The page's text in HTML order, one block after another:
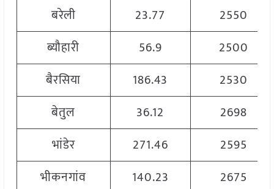
बरेली
23.77
2550
ब्यौहारी
56.9
2500
बैरसिया
186.43
2530
बेतुल
36.12
2698
भांडेर
271.46
2595
भीकनगांव
140.23
2675